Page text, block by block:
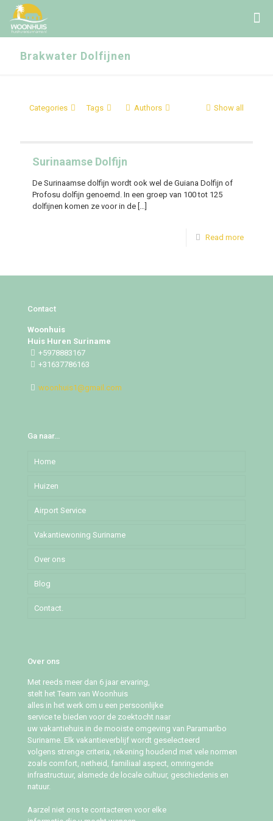
Brakwater Dolfijnen
Categories Tags Authors Show all
Surinaamse Dolfijn
De Surinaamse dolfijn wordt ook wel de Guiana Dolfijn of
Profosu dolfijn genoemd. In een groep van 100 tot 125
dolfijnen komen ze voor in de […]
Read more
Contact
Woonhuis
Huis Huren Suriname
+5978883167
+31637786163
woonhuis1@gmail.com
Ga naar…
Home
Huizen
Djedoestraat
Mochalaan
Pommeroosstraat
Puleowinastraat
Tillystraat
Airport Service
Vakantiewoning Suriname
Over ons
Blog
Contact.
Over ons
Met reeds meer dan 6 jaar ervaring,
stelt het Team van Woonhuis
alles in het werk om u een persoonlijke
service te bieden voor de zoektocht naar
uw vakantiehuis in de mooiste omgeving van Paramaribo
Suriname. Elk vakantieverblijf wordt geselecteerd
volgens strenge criteria, rekening houdend met vele normen
zoals comfort, netheid, familiaal aspect, omringende
infrastructuur, alsmede de locale cultuur, geschiedenis en
natuur.
Aarzel niet ons te contacteren voor elke